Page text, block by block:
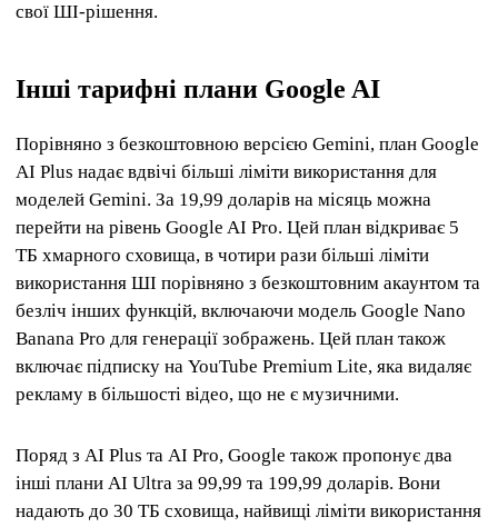
свої ШІ-рішення.
Інші тарифні плани Google AI
Порівняно з безкоштовною версією Gemini, план Google
AI Plus надає вдвічі більші ліміти використання для
моделей Gemini. За 19,99 доларів на місяць можна
перейти на рівень Google AI Pro. Цей план відкриває 5
ТБ хмарного сховища, в чотири рази більші ліміти
використання ШІ порівняно з безкоштовним акаунтом та
безліч інших функцій, включаючи модель Google Nano
Banana Pro для генерації зображень. Цей план також
включає підписку на YouTube Premium Lite, яка видаляє
рекламу в більшості відео, що не є музичними.
Поряд з AI Plus та AI Pro, Google також пропонує два
інші плани AI Ultra за 99,99 та 199,99 доларів. Вони
надають до 30 ТБ сховища, найвищі ліміти використання